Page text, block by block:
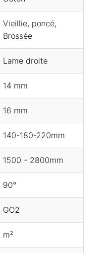
Vieillie, poncé,
Brossée
Lame droite
14 mm
16 mm
140-180-220mm
1500 - 2800mm
90°
GO2
m²